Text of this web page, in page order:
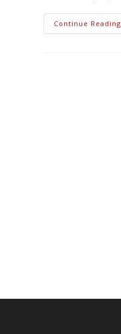
Continue Reading